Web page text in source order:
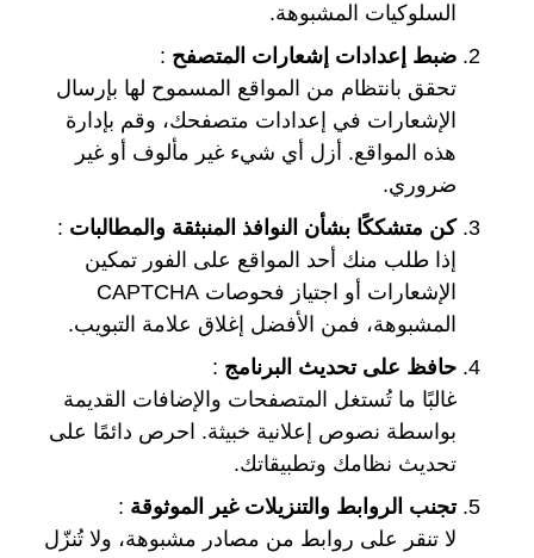
السلوكيات المشبوهة.
ضبط إعدادات إشعارات المتصفح :
تحقق بانتظام من المواقع المسموح لها بإرسال
الإشعارات في إعدادات متصفحك، وقم بإدارة
هذه المواقع. أزل أي شيء غير مألوف أو غير
ضروري.
كن متشككًا بشأن النوافذ المنبثقة والمطالبات :
إذا طلب منك أحد المواقع على الفور تمكين
الإشعارات أو اجتياز فحوصات CAPTCHA
المشبوهة، فمن الأفضل إغلاق علامة التبويب.
حافظ على تحديث البرنامج :
غالبًا ما تُستغل المتصفحات والإضافات القديمة
بواسطة نصوص إعلانية خبيثة. احرص دائمًا على
تحديث نظامك وتطبيقاتك.
تجنب الروابط والتنزيلات غير الموثوقة :
لا تنقر على روابط من مصادر مشبوهة، ولا تُنزّل